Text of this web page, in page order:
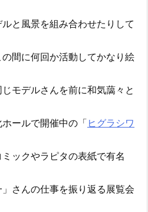
と風景を組み合わせたりして
間に何回か活動してかなり絵
モデルさんを前に和気藹々と
ールで開催中の「ヒグラシワ
ックやラピタの表紙で有名
さんの仕事を振り返る展覧会